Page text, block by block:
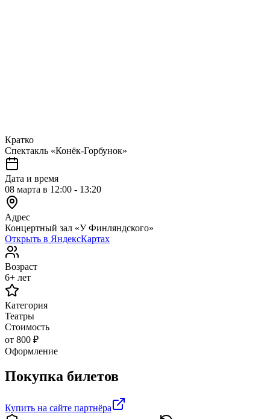
Кратко
Спектакль «Конёк-Горбунок»
Дата и время
08 марта в 12:00 - 13:20
Адрес
Концертный зал «У Финляндского»
Открыть в ЯндексКартах
Возраст
6+ лет
Категория
Театры
Стоимость
от 800 ₽
Оформление
Покупка билетов
Купить на сайте партнёра